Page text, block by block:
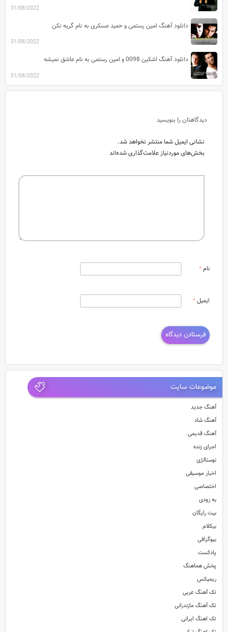
31/08/2022
دانلود آهنگ امین رستمی و حمید عسکری به نام گریه نکن
31/08/2022
دانلود آهنگ اشکین 0098 و امین رستمی به نام عاشق نمیشه
31/08/2022
دیدگاهتان را بنویسید
نشانی ایمیل شما منتشر نخواهد شد.
بخش‌های موردنیاز علامت‌گذاری شده‌اند
نام*
ایمیل*
موضوعات سایت
آهنگ جدید
آهنگ شاد
آهنگ قدیمی
اجرای زنده
نوستالژی
اخبار موسیقی
اختصاصی
به زودی
بیت رایگان
بیکلام
بیوگرافی
پادکست
پخش هماهنگ
ریمیکس
تک آهنگ عربی
تک آهنگ مازندرانی
تک اهنگ ایرانی